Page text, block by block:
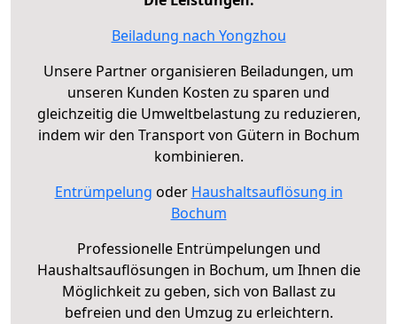
Beiladung nach Yongzhou
Unsere Partner organisieren Beiladungen, um
unseren Kunden Kosten zu sparen und
gleichzeitig die Umweltbelastung zu reduzieren,
indem wir den Transport von Gütern in Bochum
kombinieren.
Entrümpelung oder Haushaltsauflösung in
Bochum
Professionelle Entrümpelungen und
Haushaltsauflösungen in Bochum, um Ihnen die
Möglichkeit zu geben, sich von Ballast zu
befreien und den Umzug zu erleichtern.